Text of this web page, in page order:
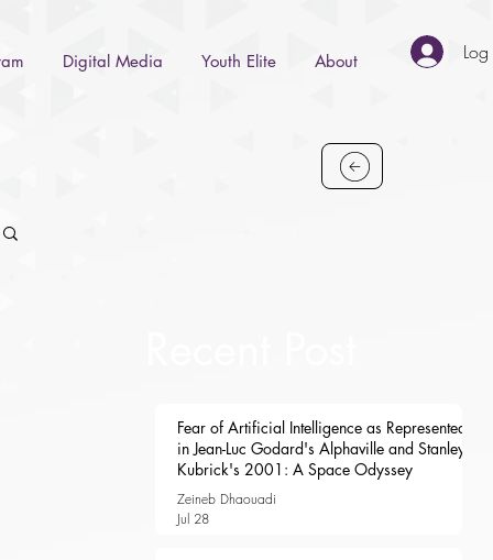
Digital Media Youth Elite About
Fear of Artificial Intelligence as Represented
in Jean-Luc Godard's Alphaville and Stanley
Kubrick's 2001: A Space Odyssey
Zeineb Dhaouadi
Jul 28